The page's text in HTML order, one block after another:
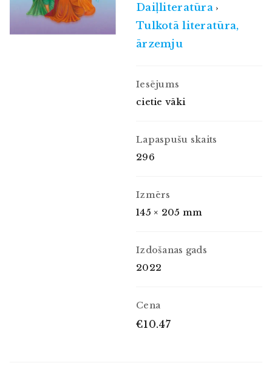
Daiļliteratūra ›
Tulkotā literatūra,
ārzemju
Iesējums
cietie vāki
Lapaspušu skaits
296
Izmērs
145 × 205 mm
Izdošanas gads
2022
Cena
€10.47